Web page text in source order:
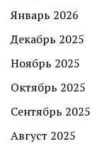
Январь 2026
Декабрь 2025
Ноябрь 2025
Октябрь 2025
Сентябрь 2025
Август 2025